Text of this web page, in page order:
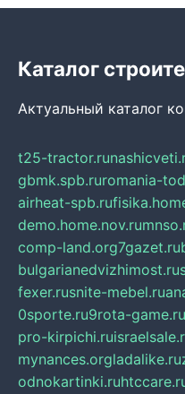
Каталог
Актуальный каталог
t25-tractor.ru
gbmk.spb.ruromania-
airheat-spb.ru
demo.home.nov.ru
comp-land.org7gazet.ru
bulgarianedvizhimost.ru
fexer.rusnite-mebel.ru
0sporte.ru9rota-game.ru
pro-kirpichi.ru
mynances.orgladalike.ru
odnokartinki.ru